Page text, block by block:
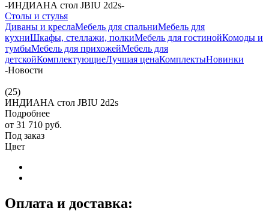
-ИНДИАНА стол JBIU 2d2s-
Столы и стулья
Диваны и креслаМебель для спальниМебель для
кухниШкафы, стеллажи, полкиМебель для гостинойКомоды и
тумбыМебель для прихожейМебель для
детскойКомплектующиеЛучшая ценаКомплектыНовинки
-Новости
(25)
ИНДИАНА стол JBIU 2d2s
Подробнее
от 31 710 руб.
Под заказ
Цвет
Оплата и доставка: